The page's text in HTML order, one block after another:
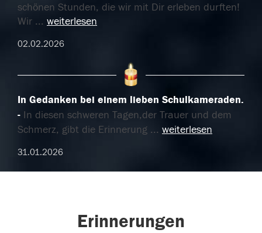
schönen Stunden, die wir mit Dir erleben durften!
Wir ... weiterlesen
02.02.2026
In Gedanken bei einem lieben Schulkameraden.
In diesen schweren Tagen,der Trauer und dem
Schmerz, gibt die Erinnerung ... weiterlesen
31.01.2026
Erinnerungen